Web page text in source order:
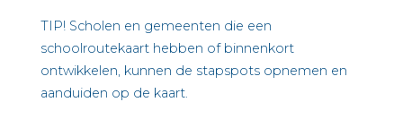
TIP! Scholen en gemeenten die een
schoolroutekaart hebben of binnenkort
ontwikkelen, kunnen de stapspots opnemen en
aanduiden op de kaart.